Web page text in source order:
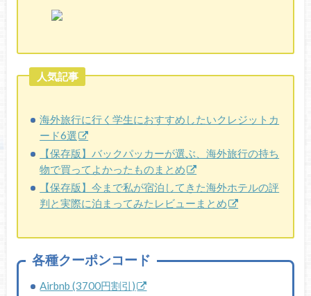
人気記事
海外旅行に行く学生におすすめしたいクレジットカ
ード6選
【保存版】バックパッカーが選ぶ、海外旅行の持ち
物で買ってよかったものまとめ
【保存版】今まで私が宿泊してきた海外ホテルの評
判と実際に泊まってみたレビューまとめ
各種クーポンコード
Airbnb (3700円割引)